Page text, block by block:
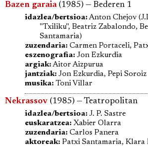
Bazen garaia(1985) — Bederen 1
idazlea/bertsioa:Anton Chejov
"Txiliku", Beatriz Zabalondo,
Santamaria)
zuzendaria: Carmen Portaceli,
eszenografia: Jon Ezkurdia
argiak:Aitor Aizpurua
jantziak: Jon Ezkurdia, Pepi Soroiz
musika: Toni Villar
Nekrassov (1985) — Teatropolitan
idazlea/bertsioa: J. P. Sastre
euskaratzea: Xabier Olarra
zuzendaria: Carlos Panera
aktoreak: Patxi Santamaria, Klara